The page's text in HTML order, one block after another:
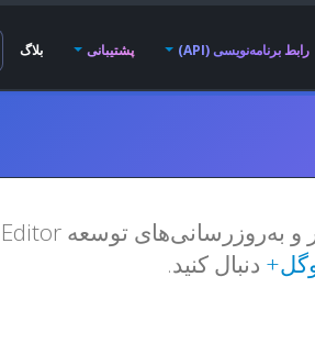
رابط برنامه‌نویسی (API) پشتیبانی بلاگ
دنبال کنید.